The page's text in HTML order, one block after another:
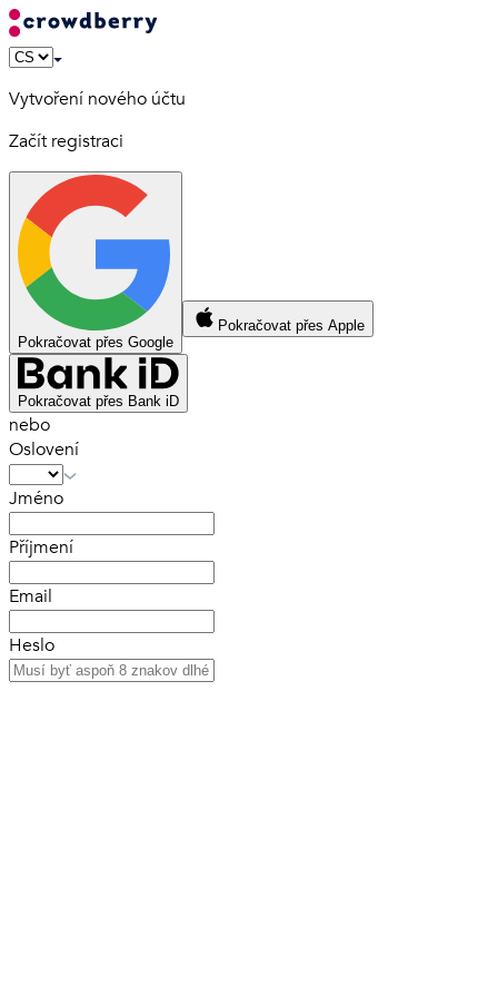
Vytvoření nového účtu
Začít registraci
Pokračovat přes Google
Pokračovat přes Apple
Pokračovat přes Bank iD
nebo
Oslovení
Jméno
Příjmení
Email
Heslo